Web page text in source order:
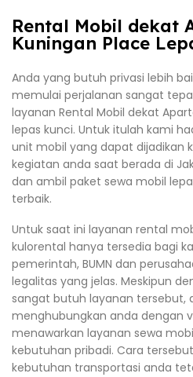
Rental Mobil dekat
Kuningan Place
Anda yang butuh privasi lebih
memulai perjalanan sangat
layanan Rental Mobil dekat
lepas kunci. Untuk itulah kami
unit mobil yang dapat dijadikan
kegiatan anda saat berada di
dan ambil paket sewa mobil
terbaik.
Untuk saat ini layanan rental
kulorental hanya tersedia bagi
pemerintah, BUMN dan
legalitas yang jelas. Meskipun
sangat butuh layanan tersebut,
menghubungkan anda dengan
menawarkan layanan sewa
kebutuhan pribadi. Cara
kebutuhan transportasi anda